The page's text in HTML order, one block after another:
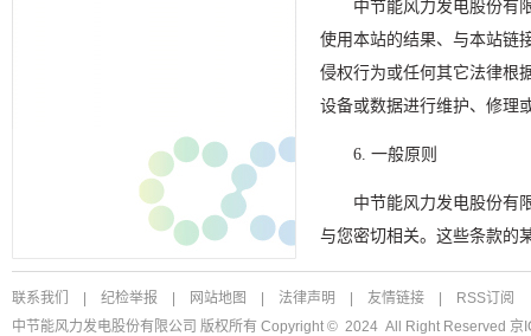
中节能风力发电股份有
使用本站的结果、与本站链
侵权行为或任何其它法律根
设备或数据进行维护、修理
6. 一般原则
中节能风力发电股份有
与您密切相关。这些条款的
联系我们 纪检举报 网站地图 法律声明 友情链接
RSS订阅
中节能风力发电股份有限公司 版权所有 Copyright © 2024 All Right Reserved 京